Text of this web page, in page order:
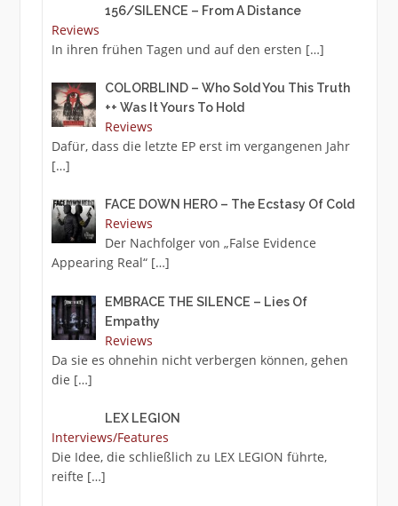
156/SILENCE – From A Distance
Reviews
In ihren frühen Tagen und auf den ersten […]
COLORBLIND – Who Sold You This Truth
++ Was It Yours To Hold
Reviews
Dafür, dass die letzte EP erst im vergangenen Jahr
[…]
FACE DOWN HERO – The Ecstasy Of Cold
Reviews
Der Nachfolger von „False Evidence
Appearing Real“ […]
EMBRACE THE SILENCE – Lies Of
Empathy
Reviews
Da sie es ohnehin nicht verbergen können, gehen
die […]
LEX LEGION
Interviews/Features
Die Idee, die schließlich zu LEX LEGION führte,
reifte […]